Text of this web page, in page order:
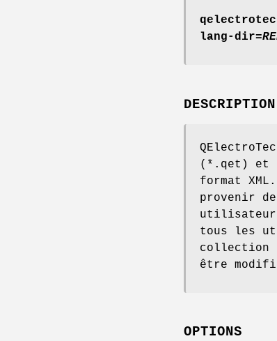
lang-dir=
DESCRIPTION
(*.qet) et
format
provenir
utilisateur.
tous les
collection
être
OPTIONS